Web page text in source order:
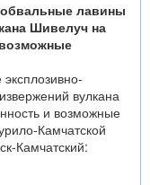
обвальные лавины
Шивелуч на
вулкана
и возможные
Камчатской
Камчатский: